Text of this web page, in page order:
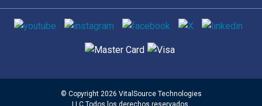
Medios de comunicación social
Métodos de pago admitidos
© Copyright 2026 VitalSource Technologies
LLC Todos los derechos reservados.